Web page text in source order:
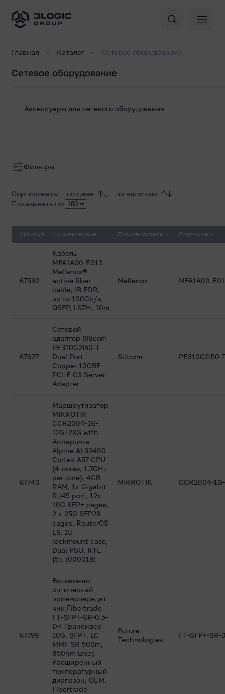
Главная Каталог Сетевое оборудование
Сетевое оборудование
товаров
Аксессуары для сетевого оборудования
Проводные маршрутизаторы (router)
Сетевые видеорегистраторы
Трансиверы
Хранилища данных
Сортировать: по цене
по наличию
Показывать по:
Фильтры
Артикул Наименование Производитель Партномер
67592
Кабель
MFA1A00-E010
Mellanox®
active fiber
cable, IB EDR,
up to 100Gb/s,
QSFP, LSZH, 10m
Mellanox MFA1A00-
67627
Сетевой
адаптер Silicom
PE310G2I50-T
Dual Port
Copper 10GBE
PCI-E G3 Server
Adapter
Silicom PE310G2I50-
67740
Маршрутизатор
MIKROTIK
CCR2004-1G-
12S+2XS with
Annapurna
Alpine AL32400
Cortex A57 CPU
(4-cores, 1.7GHz
per core), 4GB
RAM, 1x Gigabit
RJ45 port, 12x
10G SFP+ cages,
2 x 25G SFP28
cages, RouterOS
L6, 1U
rackmount case,
Dual PSU, RTL
{5}, (000019)
MIKROTIK CCR2004-
67799
Волоконно-
оптический
приемопередат
чик Fibertrade
FT-SFP+-SR-0.5-
D-I Трансивер
10G, SFP+, LC
MMF SR 500m,
850nm laser,
Расширенный
температурный
диапазон, OEM,
Fibertrade
Future
Technologies
FT-SFP+-SR-